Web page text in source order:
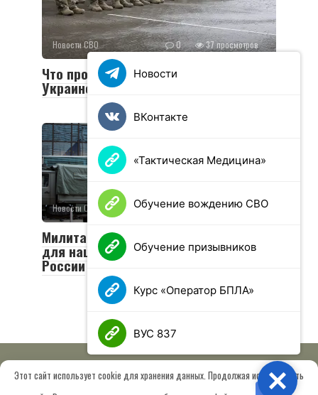
Новости СВО 0 37 просмотров
Что происходит с мобилизацией на
Украине
Новости СВО 0 16 просмотров
Милитаризация Европы: анализ угроз
для национальной безопасности
России
© 2026 МОО «Союз ветеранов спецназа ГРУ имени Героя РФ
Этот сайт использует cookie для хранения данных. Продолжая использовать
Новости
ВКонтакте
«Тактическая Медицина»
Обучение вождению СВО
Обучение призывников
Курс «Оператор БПЛА»
ВУС 837
Close